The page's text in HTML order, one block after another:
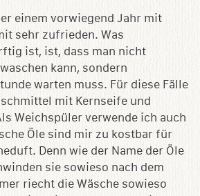
einem vorwiegend Jahr mit
sehr zufrieden. Was
ist, ist, dass man nicht
kann, sondern
warten muss. Für diese Fälle
mit Kernseife und
Weichspüler verwende ich auch
Öle sind mir zu kostbar für
Denn wie der Name der Öle
sie sowieso nach dem
riecht die Wäsche sowieso